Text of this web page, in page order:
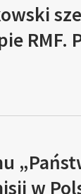
RMF.
w